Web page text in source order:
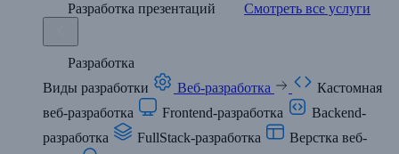
Разработка презентаций
Смотреть все услуги
Разработка
Виды разработки
Веб-разработка
Кастомная
веб-разработка
Frontend-разработка
Backend-
разработка
FullStack-разработка
Верстка веб-